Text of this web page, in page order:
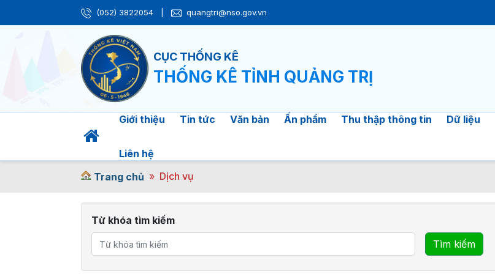
(052) 3822054 quangtri@nso.gov.vn
CỤC THỐNG KÊ
THỐNG KÊ TỈNH QUẢNG TRỊ
Giới thiệu Tin tức Văn bản Ấn phẩm Thu thập thông tin Dữ liệu
Liên hệ
Trang chủ
Dịch vụ
Từ khóa tìm kiếm
Tìm kiếm